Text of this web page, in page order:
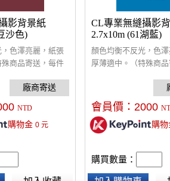
影背景紙
沙色)
色澤亮麗，紙張
商品寄送，每件
NTD
購物金 0元
CL專業無縫攝影
2.7x10m (61湖藍)
顏色均衡不反光，色
厚薄適中。（特殊商
會員價： 2000
購物
購買數量：